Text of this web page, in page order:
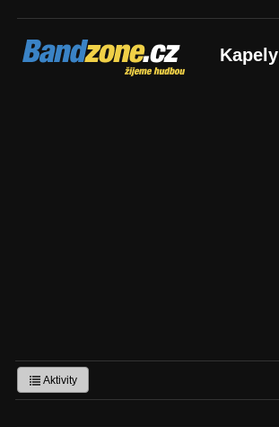
Bandzone.cz
žijeme hudbou Kapely
Aktivity